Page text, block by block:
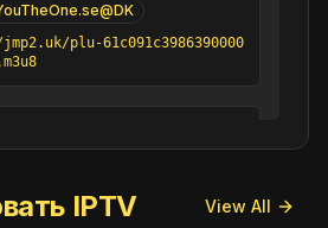
plu-61c091c3986390000
plu-62da73c4ec46c0000
IPTV View All